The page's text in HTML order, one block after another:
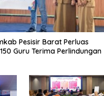
Pesisir Barat Perluas
Guru Terima Perlindungan